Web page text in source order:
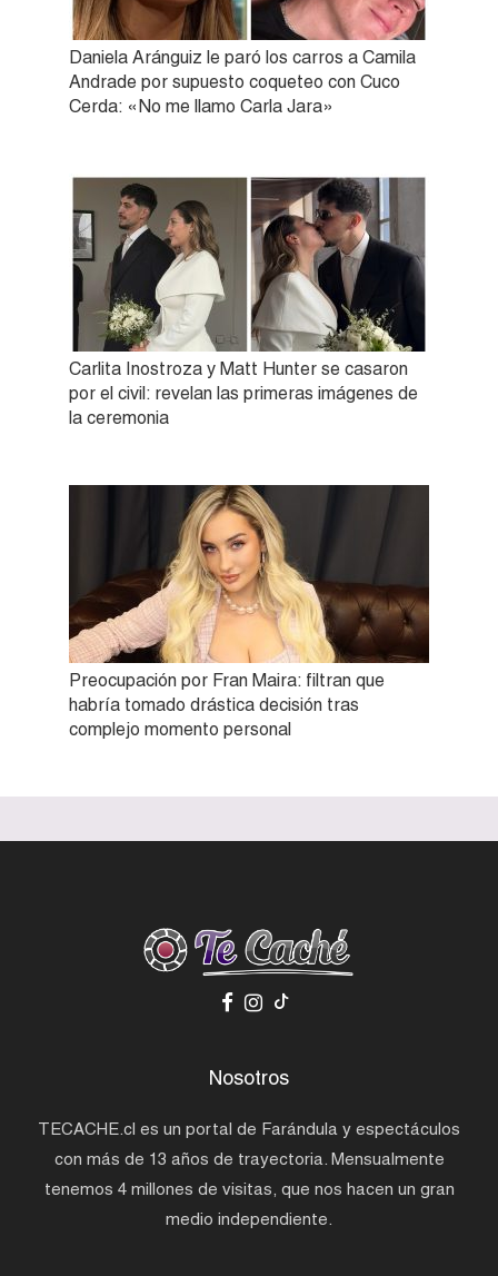
Daniela Aránguiz le paró los carros a Camila
Andrade por supuesto coqueteo con Cuco
Cerda: «No me llamo Carla Jara»
Carlita Inostroza y Matt Hunter se casaron
por el civil: revelan las primeras imágenes de
la ceremonia
Preocupación por Fran Maira: filtran que
habría tomado drástica decisión tras
complejo momento personal
Nosotros
TECACHE.cl es un portal de Farándula y espectáculos
con más de 13 años de trayectoria. Mensualmente
tenemos 4 millones de visitas, que nos hacen un gran
medio independiente.